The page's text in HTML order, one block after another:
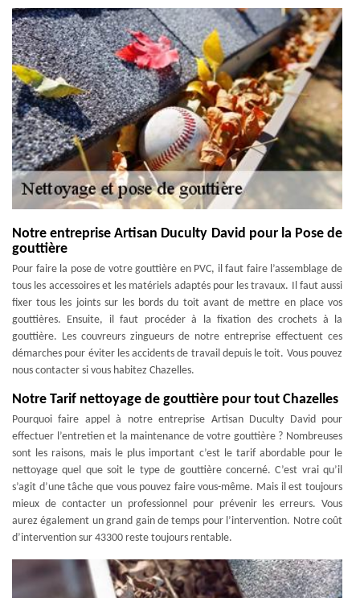
Notre entreprise Artisan Duculty David pour la Pose de
gouttière
Pour faire la pose de votre gouttière en PVC, il faut faire l’assemblage de
tous les accessoires et les matériels adaptés pour les travaux. Il faut aussi
fixer tous les joints sur les bords du toit avant de mettre en place vos
gouttières. Ensuite, il faut procéder à la fixation des crochets à la
gouttière. Les couvreurs zingueurs de notre entreprise effectuent ces
démarches pour éviter les accidents de travail depuis le toit. Vous pouvez
nous contacter si vous habitez Chazelles.
Notre Tarif nettoyage de gouttière pour tout Chazelles
Pourquoi faire appel à notre entreprise Artisan Duculty David pour
effectuer l’entretien et la maintenance de votre gouttière ? Nombreuses
sont les raisons, mais le plus important c’est le tarif abordable pour le
nettoyage quel que soit le type de gouttière concerné. C’est vrai qu’il
s’agit d’une tâche que vous pouvez faire vous-même. Mais il est toujours
mieux de contacter un professionnel pour prévenir les erreurs. Vous
aurez également un grand gain de temps pour l’intervention. Notre coût
d’intervention sur 43300 reste toujours rentable.